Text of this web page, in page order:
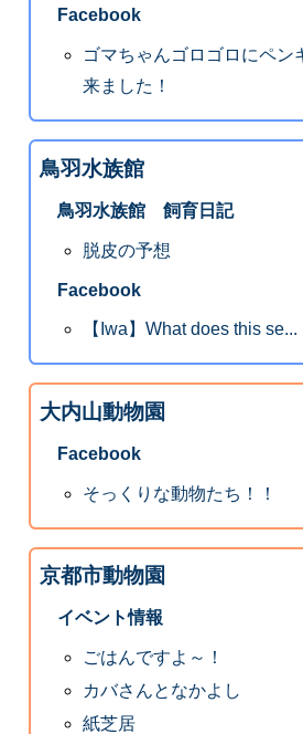
Facebook
ゴマちゃんゴロゴロにペン
来ました！
鳥羽水族館
鳥羽水族館 飼育日記
脱皮の予想
Facebook
【Iwa】What does this se...
大内山動物園
Facebook
そっくりな動物たち！！
京都市動物園
イベント情報
ごはんですよ～！
カバさんとなかよし
紙芝居